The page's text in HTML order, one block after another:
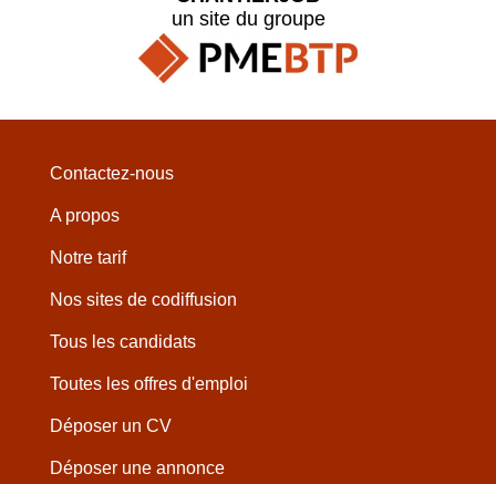
un site du groupe
Contactez-nous
A propos
Notre tarif
Nos sites de codiffusion
Tous les candidats
Toutes les offres d'emploi
Déposer un CV
Déposer une annonce